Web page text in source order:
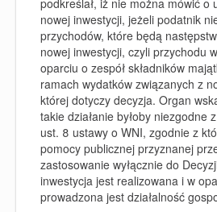
podkreślał, iż nie można mówić o
nowej inwestycji, jeżeli podatnik
przychodów, które będą
nowej inwestycji, czyli przychodu
oparciu o zespół składników
ramach wydatków związanych z
której dotyczy decyzja. Organ
takie działanie byłoby niezgodne
ust. 8 ustawy o WNI, zgodnie z
pomocy publicznej przyznanej
zastosowanie wyłącznie do
inwestycja jest realizowana i w
prowadzona jest działalność